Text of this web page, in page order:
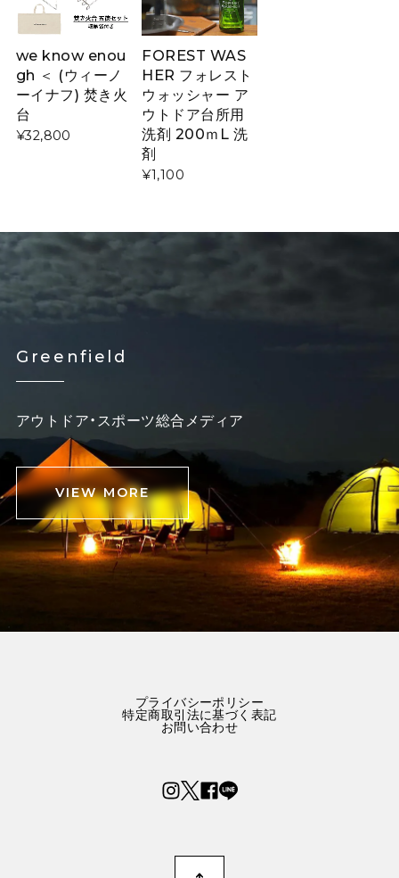
we know enou
gh ＜ (ウィーノ
ーイナフ) 焚き火
台
¥32,800
FOREST WAS
HER フォレスト
ウォッシャー ア
ウトドア台所用
洗剤 200ｍL 洗
剤
¥1,100
Greenfield
アウトドア・スポーツ総合メディア
VIEW MORE
プライバシーポリシー
特定商取引法に基づく表記
お問い合わせ